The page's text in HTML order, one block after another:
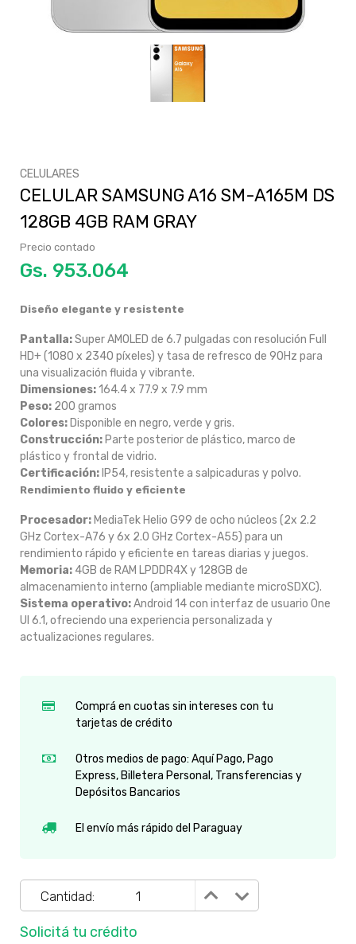
CELULARES
CELULAR SAMSUNG A16 SM-A165M DS
128GB 4GB RAM GRAY
Precio contado
Gs.
Diseño elegante y resistente
Pantalla:Super AMOLED de 6.7 pulgadas con resolución Full
HD+ (1080 x 2340 píxeles) y tasa de refresco de 90Hz para
una visualización fluida y vibrante.
Dimensiones:164.4 x 77.9 x 7.9 mm
Peso: 200 gramos
Colores: Disponible en negro, verde y gris.
Construcción: Parte posterior de plástico, marco de
plástico y frontal de vidrio.
Certificación: IP54, resistente a salpicaduras y polvo.
Rendimiento fluido y eficiente
Procesador: MediaTek Helio G99 de ocho núcleos (2x 2.2
GHz Cortex-A76 y 6x 2.0 GHz Cortex-A55) para un
rendimiento rápido y eficiente en tareas diarias y juegos.
Memoria: 4GB de RAM LPDDR4X y 128GB de
almacenamiento interno (ampliable mediante microSDXC).
Sistema operativo:Android 14 con interfaz de usuario One
UI 6.1, ofreciendo una experiencia personalizada y
actualizaciones regulares.
Comprá en cuotas sin intereses con tu
tarjetas de crédito
Otros medios de pago: Aquí Pago, Pago
Express, Billetera Personal, Transferencias y
Depósitos Bancarios
El envío más rápido del Paraguay
Cantidad:
Solicitá tu crédito